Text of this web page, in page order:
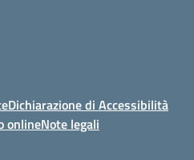
Dichiarazione di Accessibilità
onlineNote legali